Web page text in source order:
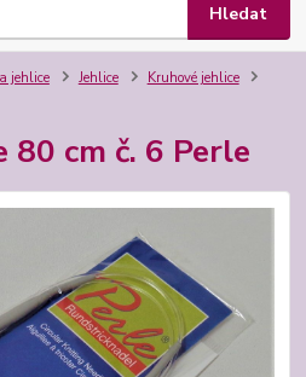
Hledat
jehlice Jehlice
Kruhové jehlice
80 cm č. 6 Perle